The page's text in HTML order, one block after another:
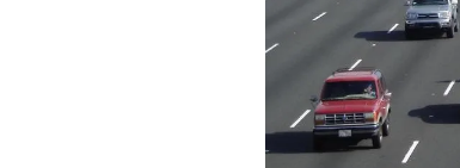
VIDEO
PRINCIPATO